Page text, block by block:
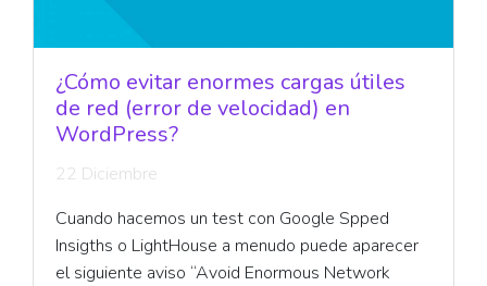
¿Cómo evitar enormes cargas útiles
de red (error de velocidad) en
WordPress?
22 Diciembre
Cuando hacemos un test con Google Spped
Insigths o LightHouse a menudo puede aparecer
el siguiente aviso “Avoid Enormous Network